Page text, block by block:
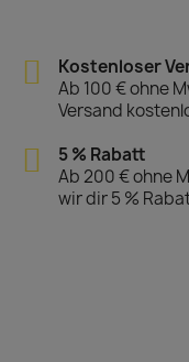
Kostenloser
Ab 100 € ohne
Versand
5 % Rabatt
Ab 200 € ohne
wir dir 5 %